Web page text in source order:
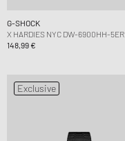
G-SHOCK
X HARDIES NYC DW-6900HH-5ER
148,99 €
Exclusive